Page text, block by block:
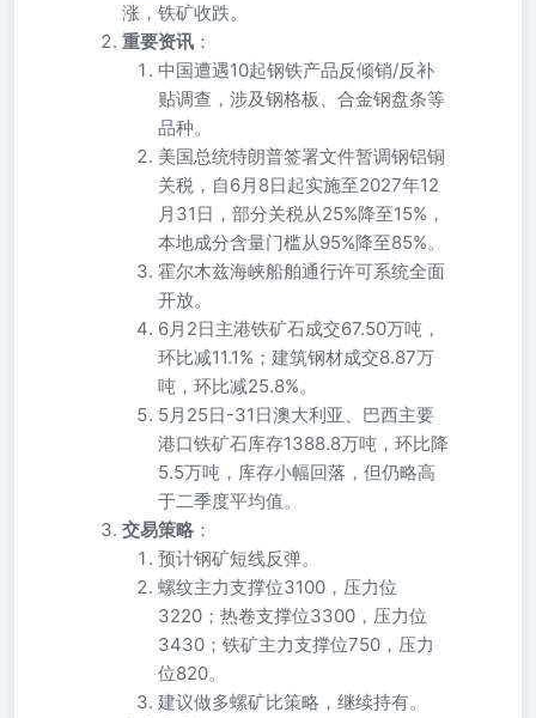
涨，铁矿收跌。
重要资讯 ：
中国遭遇10起钢铁产品反倾销/反补
贴调查，涉及钢格板、合金钢盘条等
品种。
美国总统特朗普签署文件暂调钢铝铜
关税，自6月8日起实施至2027年12
月31日，部分关税从25%降至15%，
本地成分含量门槛从95%降至85%。
霍尔木兹海峡船舶通行许可系统全面
开放。
6月2日主港铁矿石成交67.50万吨，
环比减11.1%；建筑钢材成交8.87万
吨，环比减25.8%。
5月25日-31日澳大利亚、巴西主要
港口铁矿石库存1388.8万吨，环比降
5.5万吨，库存小幅回落，但仍略高
于二季度平均值。
交易策略 ：
预计钢矿短线反弹。
螺纹主力支撑位3100，压力位
3220；热卷支撑位3300，压力位
3430；铁矿主力支撑位750，压力
位820。
建议做多螺矿比策略，继续持有。